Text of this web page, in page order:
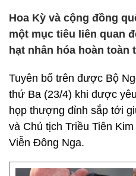
Hoa Kỳ và cộng đồng
một mục tiêu liên quan
hạt nhân hóa hoàn toàn
Tuyên bố trên được Bộ
thứ Ba (23/4) khi được
họp thượng đỉnh sắp tới
và Chủ tịch Triều Tiên
Viễn Đông Nga.